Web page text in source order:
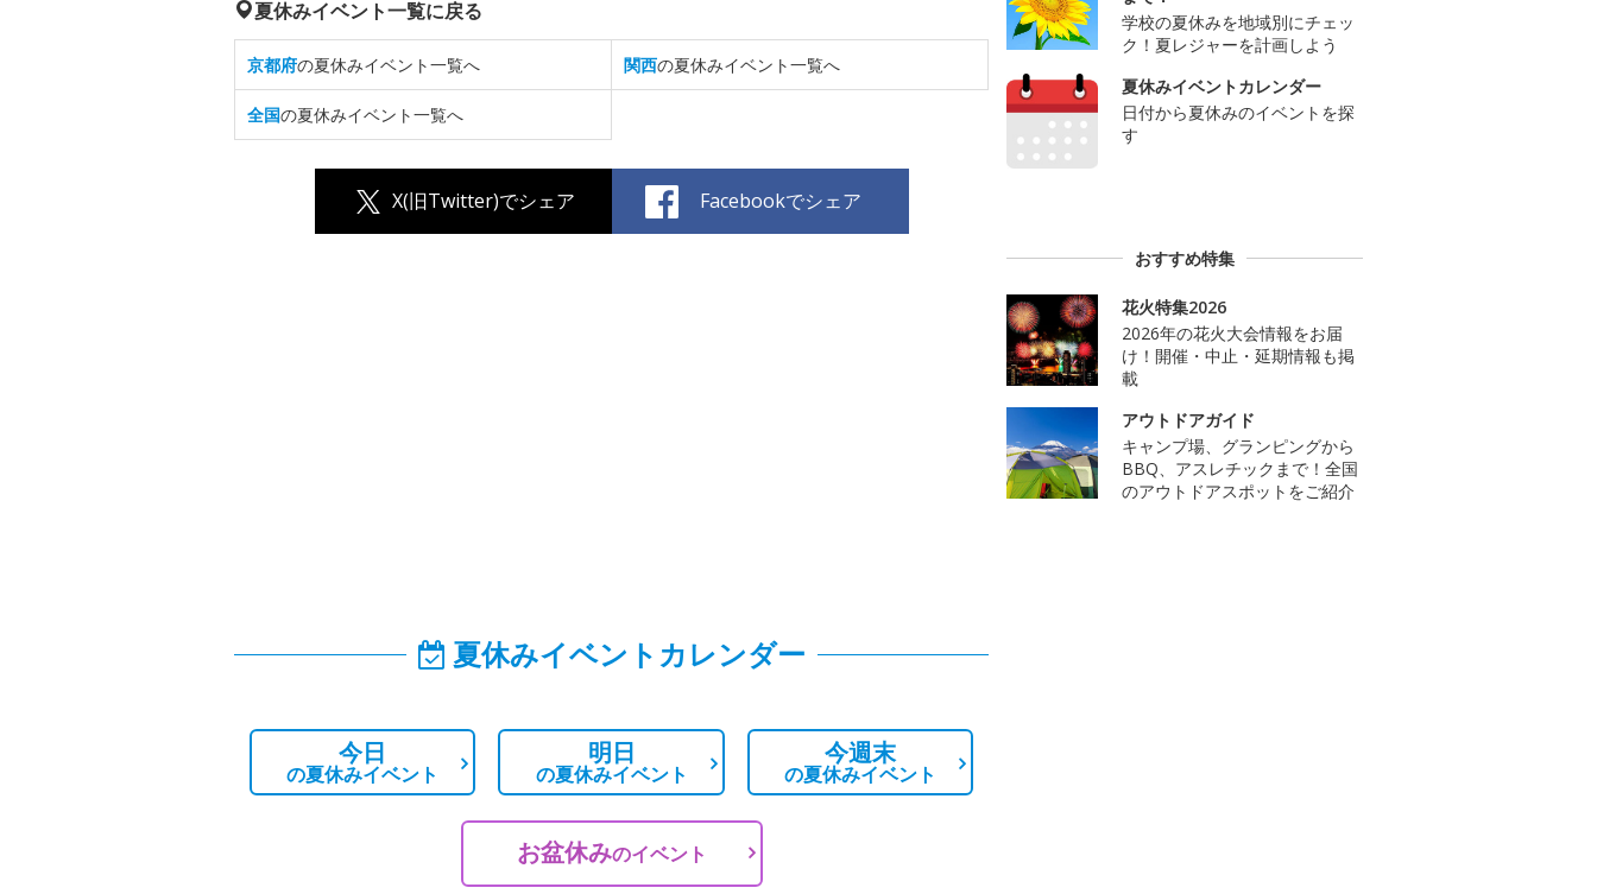
夏休みイベント一覧に戻る
京都府の夏休みイベント一覧へ 関西の夏休みイベント一覧へ
全国の夏休みイベント一覧へ
X(旧Twitter)でシェア Facebookでシェア
夏休みイベントカレンダー
今日
の夏休みイベント
明日
の夏休みイベント
今週末
の夏休みイベント
お盆休みのイベント
学校の夏休みを地域別にチェッ
ク！夏レジャーを計画しよう
夏休みイベントカレンダー
日付から夏休みのイベントを探
す
おすすめ特集
花火特集2026
2026年の花火大会情報をお届
け！開催・中止・延期情報も掲
載
アウトドアガイド
キャンプ場、グランピングから
BBQ、アスレチックまで！全国
のアウトドアスポットをご紹介